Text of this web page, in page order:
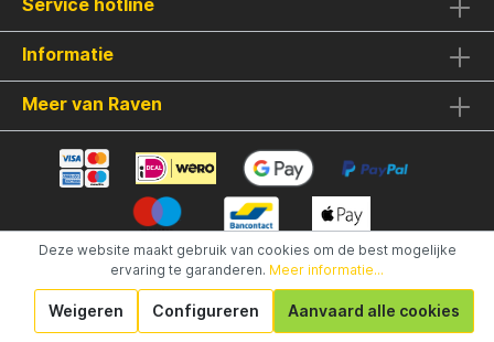
Service hotline
Informatie
Meer van Raven
Gerealiseerd met Shopware
Deze website maakt gebruik van cookies om de best mogelijke
ervaring te garanderen. Meer informatie...
Weigeren Configureren Aanvaard alle cookies